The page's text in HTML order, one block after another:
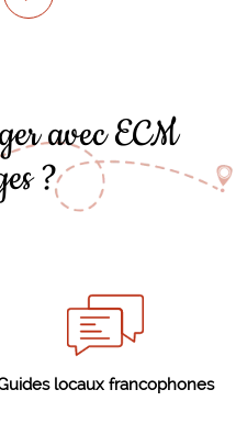
avec ECM
?
locaux francophones